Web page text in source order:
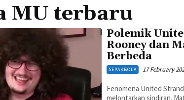
MU terbaru
Polemik
Rooney dan
Berbeda
SEPAKBOLA 17 February
Fenomena United
melontarkan sindiran.